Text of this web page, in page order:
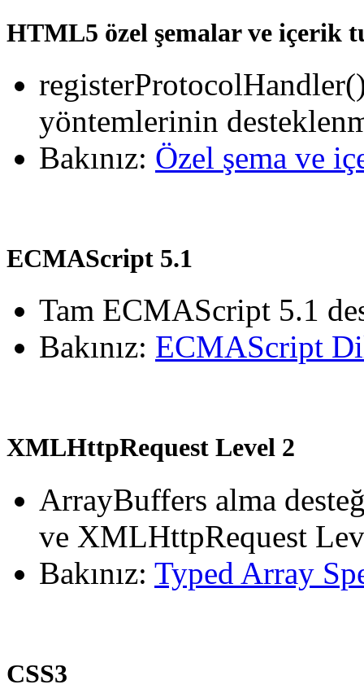
HTML5 özel şemalar ve içerik
yöntemlerinin
Bakınız: Özel şema ve
ECMAScript 5.1
Tam ECMAScript 5.1
Bakınız: ECMAScript
XMLHttpRequest Level 2
ArrayBuffers alma
ve XMLHttpRequest
Bakınız: Typed Array
CSS3